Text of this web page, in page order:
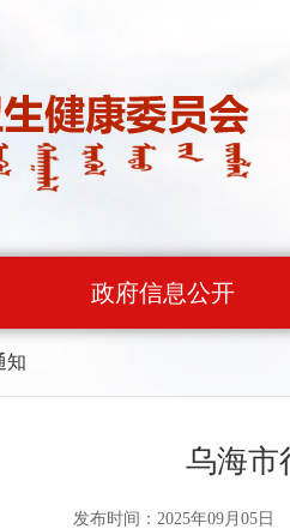
政府信息公开
知
乌海市
发布时间：2025年09月05日